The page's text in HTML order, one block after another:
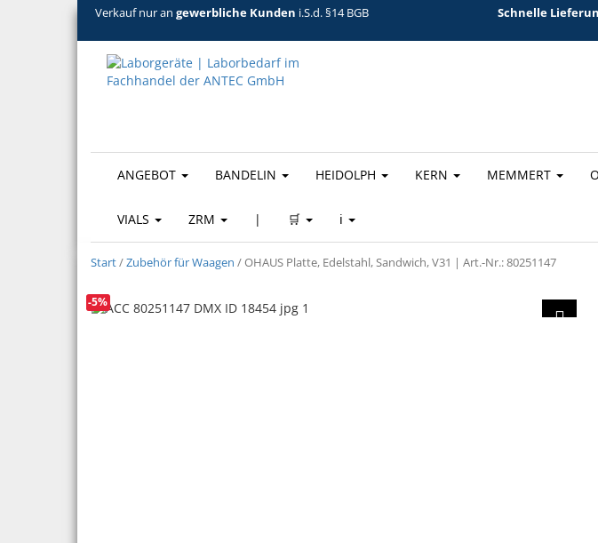
Verkauf nur an gewerbliche Kunden i.S.d. §14 BGB Schnelle
ANGEBOT BANDELIN HEIDOLPH KERN MEMMERT
VIALS ZRM | 🛒 ℹ️
Start/Zubehör für Waagen / OHAUS Platte, Edelstahl, Sandwich, V31 | Art.-Nr.: 80251147
-5%